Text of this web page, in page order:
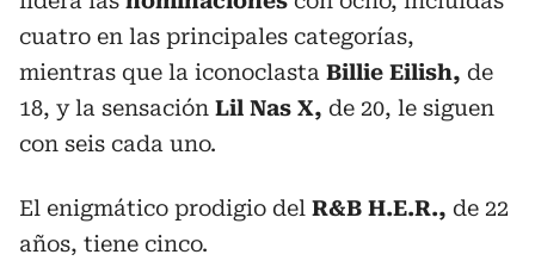
cuatro en las principales categorías,
mientras que la iconoclasta Billie Eilish, de
18, y la sensación Lil Nas X, de 20, le siguen
con seis cada uno.
El enigmático prodigio del R&B H.E.R., de 22
años, tiene cinco.